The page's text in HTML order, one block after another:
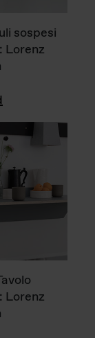
sospesi
Lorenz
Lorenz